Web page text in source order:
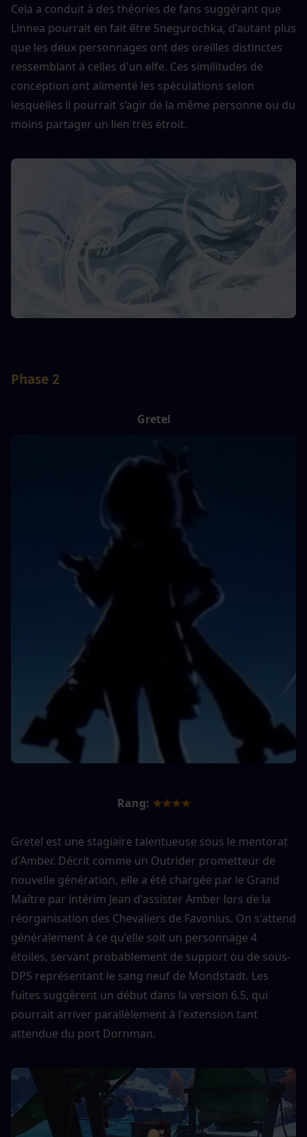
Cela a conduit à des théories de fans suggérant que
Linnea pourrait en fait être Snegurochka, d'autant plus
que les deux personnages ont des oreilles distinctes
ressemblant à celles d'un elfe. Ces similitudes de
conception ont alimenté les spéculations selon
lesquelles il pourrait s’agir de la même personne ou du
moins partager un lien très étroit.
Phase 2
Gretel
Rang: ★★★★
Gretel est une stagiaire talentueuse sous le mentorat
d'Amber. Décrit comme un Outrider prometteur de
nouvelle génération, elle a été chargée par le Grand
Maître par intérim Jean d'assister Amber lors de la
réorganisation des Chevaliers de Favonius. On s'attend
généralement à ce qu'elle soit un personnage 4
étoiles, servant probablement de support ou de sous-
DPS représentant le sang neuf de Mondstadt. Les
fuites suggèrent un début dans la version 6.5, qui
pourrait arriver parallèlement à l'extension tant
attendue du port Dornman.